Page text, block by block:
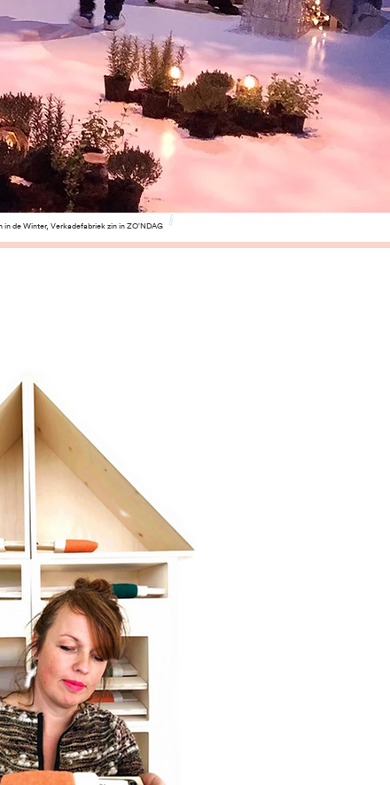
in de Winter, Verkadefabriek zin in ZO'NDAG